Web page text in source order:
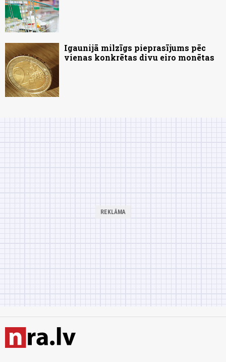
Igaunijā milzīgs pieprasījums pēc
vienas konkrētas divu eiro monētas